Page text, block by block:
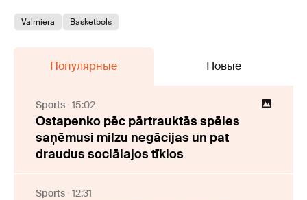
Valmiera Basketbols
Популярные Новые
Sports 15:02
Ostapenko pēc pārtrauktās spēles
saņēmusi milzu negācijas un pat
draudus sociālajos tīklos
Sports 12:31